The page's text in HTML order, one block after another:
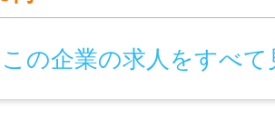
この企業の求人をすべて